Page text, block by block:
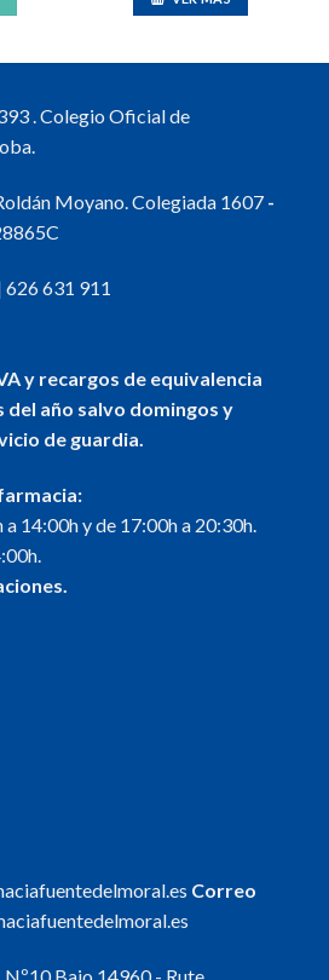
. Colegio Oficial de
Moyano. Colegiada 1607 -
626 631 911
y recargos de equivalencia
año salvo domingos y
de guardia.
a 14:00h y de 17:00h a 20:30h.
Correo